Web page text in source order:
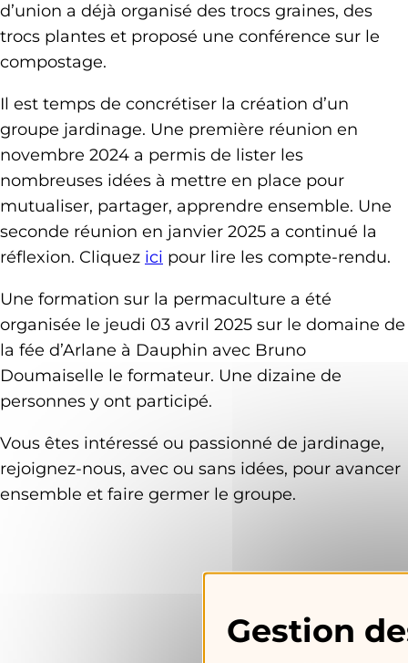
d’union a déjà organisé des trocs graines, des
trocs plantes et proposé une conférence sur le
compostage.
Il est temps de concrétiser la création d’un
groupe jardinage. Une première réunion en
novembre 2024 a permis de lister les
nombreuses idées à mettre en place pour
mutualiser, partager, apprendre ensemble. Une
seconde réunion en janvier 2025 a continué la
réflexion. Cliquez ici pour lire les compte-rendu.
Une formation sur la permaculture a été
organisée le jeudi 03 avril 2025 sur le domaine de
la fée d’Arlane à Dauphin avec Bruno
Doumaiselle le formateur. Une dizaine de
personnes y ont participé.
Vous êtes intéressé ou passionné de jardinage,
rejoignez-nous, avec ou sans idées, pour avancer
ensemble et faire germer le groupe.